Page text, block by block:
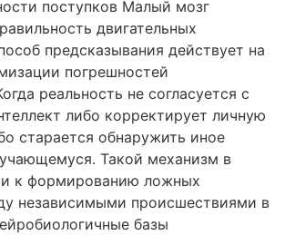
поступков Малый мозг
двигательных
предсказывания действует на
погрешностей
реальность не согласуется с
либо корректирует личную
старается обнаружить иное
Такой механизм в
к формированию ложных
независимыми происшествиями в
базы